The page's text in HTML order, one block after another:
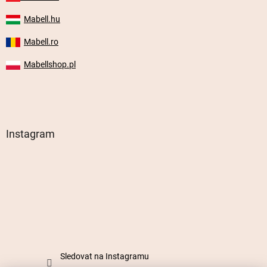
Mabell.hu
Mabell.ro
Mabellshop.pl
Instagram
Sledovat na Instagramu